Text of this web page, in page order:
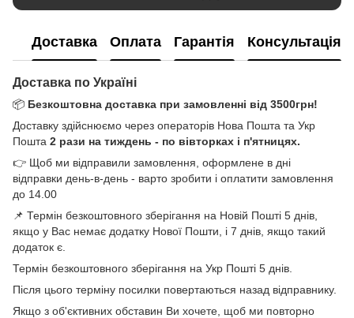
Доставка Оплата Гарантія Консультація
Доставка по Україні
📦 Безкоштовна доставка при замовленні від 3500грн!
Доставку здійснюємо через операторів Нова Пошта та Укр
Пошта 2 рази на тиждень - по вівторках і п'ятницях.
👉 Щоб ми відправили замовлення, оформлене в дні
відправки день-в-день - варто зробити і оплатити замовлення
до 14.00
📌 Термін безкоштовного зберігання на Новій Пошті 5 днів,
якщо у Вас немає додатку Нової Пошти, і 7 днів, якщо такий
додаток є.
Термін безкоштовного зберігання на Укр Пошті 5 днів.
Після цього терміну посилки повертаються назад відправнику.
Якщо з об'єктивних обставин Ви хочете, щоб ми повторно